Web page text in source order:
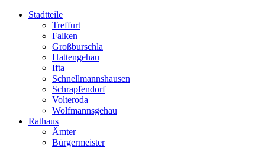
Stadtteile
Treffurt
Falken
Großburschla
Hattengehau
Ifta
Schnellmannshausen
Schrapfendorf
Volteroda
Wolfmannsgehau
Rathaus
Ämter
Bürgermeister